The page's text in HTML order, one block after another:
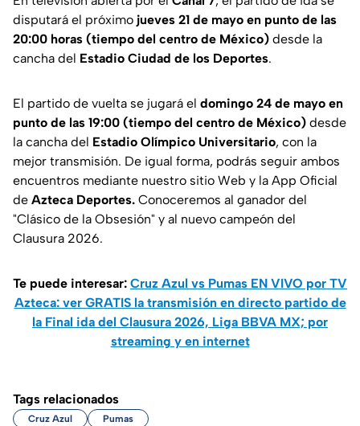
disputará el próximo jueves 21 de mayo en punto de las
20:00 horas (tiempo del centro de México) desde la
cancha del Estadio Ciudad de los Deportes.
El partido de vuelta se jugará el domingo 24 de mayo en
punto de las 19:00 (tiempo del centro de México) desde
la cancha del Estadio Olímpico Universitario, con la
mejor transmisión. De igual forma, podrás seguir ambos
encuentros mediante nuestro sitio Web y la App Oficial
de Azteca Deportes. Conoceremos al ganador del
"Clásico de la Obsesión" y al nuevo campeón del
Clausura 2026.
Te puede interesar: Cruz Azul vs Pumas EN VIVO por TV
Azteca: ver GRATIS la transmisión en directo partido de
la Final ida del Clausura 2026, Liga BBVA MX; por
streaming y en internet
Tags relacionados
Cruz Azul Pumas